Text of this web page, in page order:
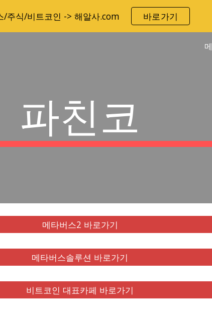
content Skip to navigation
/주식/비트코인 -> 해알사.com 바로가기
파친코
메타버스2 바로가기
메타버스솔루션 바로가기
비트코인 대표카페 바로가기